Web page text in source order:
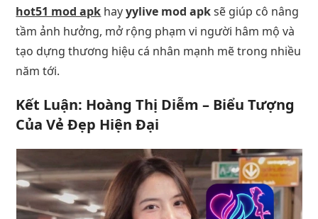
hot51 mod apk hayyylive mod apksẽ giúp cô nâng
tầm ảnh hưởng, mở rộng phạm vi người hâm mộ và
tạo dựng thương hiệu cá nhân mạnh mẽ trong nhiều
năm tới.
Kết Luận: Hoàng Thị Diễm – Biểu Tượng
Của Vẻ Đẹp Hiện Đại